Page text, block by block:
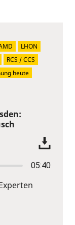
05:40
LHON
RCS / CCS
heute